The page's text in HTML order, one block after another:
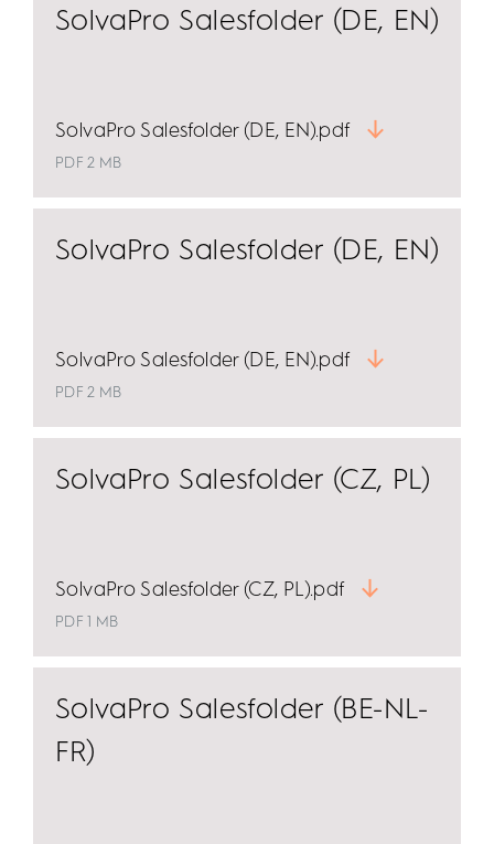
SolvaPro Salesfolder (DE, EN)
SolvaPro Salesfolder (DE, EN).pdf
PDF 2 MB
SolvaPro Salesfolder (DE, EN)
SolvaPro Salesfolder (DE, EN).pdf
PDF 2 MB
SolvaPro Salesfolder (CZ, PL)
SolvaPro Salesfolder (CZ, PL).pdf
PDF 1 MB
SolvaPro Salesfolder (BE-NL-
FR)